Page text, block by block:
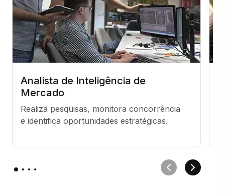
Analista de Inteligência de
Mercado
Realiza pesquisas, monitora concorrência
e identifica oportunidades estratégicas.